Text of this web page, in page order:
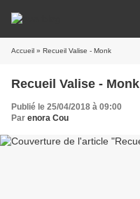
Accueil » Recueil Valise - Monk
Recueil Valise - Monk
Publié le 25/04/2018 à 09:00
Par enora Cou